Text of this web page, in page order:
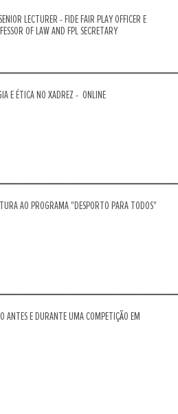
LECTURER - FIDE FAIR PLAY OFFICER E
OF LAW AND FPL SECRETARY
E ÉTICA NO XADREZ - ONLINE
AO PROGRAMA "DESPORTO PARA TODOS"
ANTES E DURANTE UMA COMPETIÇÃO EM